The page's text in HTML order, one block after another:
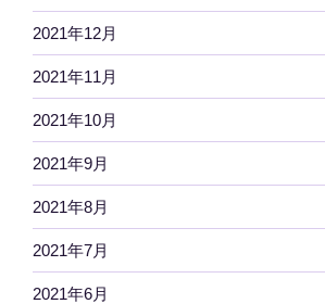
2021年12月
2021年11月
2021年10月
2021年9月
2021年8月
2021年7月
2021年6月